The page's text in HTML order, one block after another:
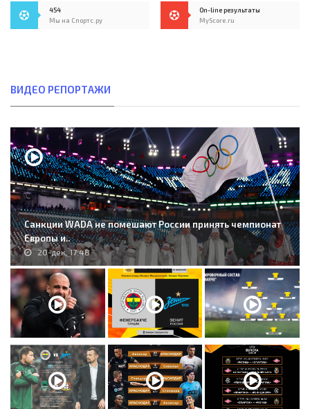
454
Мы на Спортс.ру
On-line результаты
MyScore.ru
ВИДЕО РЕПОРТАЖИ
Санкции WADA не помешают России принять чемпионат
Европы и..
20-дек, 17:48